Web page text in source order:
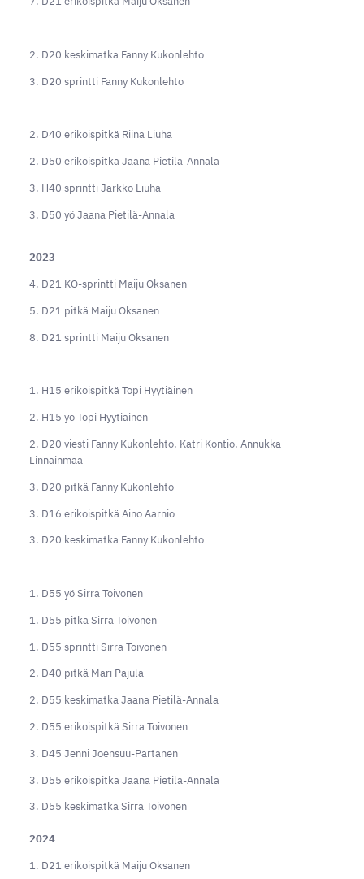
2. D20 keskimatka Fanny Kukonlehto
3. D20 sprintti Fanny Kukonlehto
2. D40 erikoispitkä Riina Liuha
2. D50 erikoispitkä Jaana Pietilä-Annala
3. H40 sprintti Jarkko Liuha
3. D50 yö Jaana Pietilä-Annala
2023
4. D21 KO-sprintti Maiju Oksanen
5. D21 pitkä Maiju Oksanen
8. D21 sprintti Maiju Oksanen
1. H15 erikoispitkä Topi Hyytiäinen
2. H15 yö Topi Hyytiäinen
2. D20 viesti Fanny Kukonlehto, Katri Kontio, Annukka
Linnainmaa
3. D20 pitkä Fanny Kukonlehto
3. D16 erikoispitkä Aino Aarnio
3. D20 keskimatka Fanny Kukonlehto
1. D55 yö Sirra Toivonen
1. D55 pitkä Sirra Toivonen
1. D55 sprintti Sirra Toivonen
2. D40 pitkä Mari Pajula
2. D55 keskimatka Jaana Pietilä-Annala
2. D55 erikoispitkä Sirra Toivonen
3. D45 Jenni Joensuu-Partanen
3. D55 erikoispitkä Jaana Pietilä-Annala
3. D55 keskimatka Sirra Toivonen
2024
1. D21 erikoispitkä Maiju Oksanen